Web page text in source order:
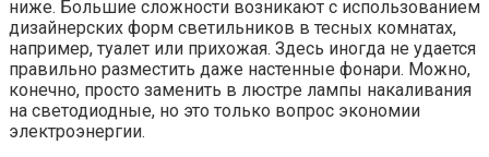
ниже. Большие сложности возникают с использованием
дизайнерских форм светильников в тесных комнатах,
например, туалет или прихожая. Здесь иногда не удается
правильно разместить даже настенные фонари. Можно,
конечно, просто заменить в люстре лампы накаливания
на светодиодные, но это только вопрос экономии
электроэнергии.